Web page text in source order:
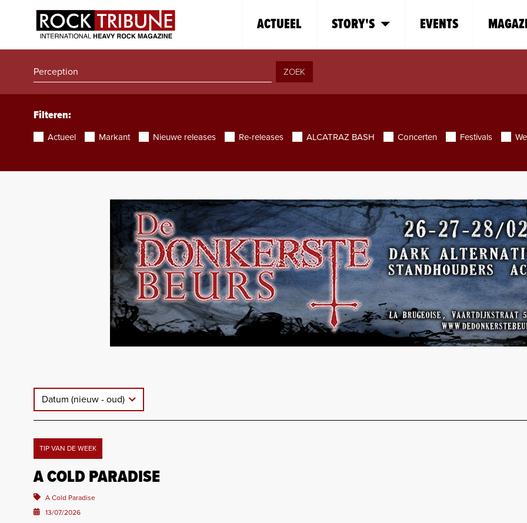
ACTUEEL STORY'S EVENTS
ZOEK
Filteren:
Actueel Markant Nieuwe releases Re-releases ALCATRAZ BASH Concerten Festivals
Datum (nieuw - oud)
TIP VAN DE WEEK
A COLD PARADISE
A Cold Paradise
13/07/2026